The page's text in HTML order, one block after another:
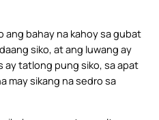
ang bahay na kahoy sa gubat
siko, at ang luwang ay
ay tatlong pung siko, sa apat
may sikang na sedro sa